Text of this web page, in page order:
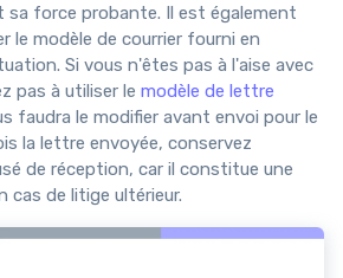
sa force probante. Il est également
le modèle de courrier fourni en
Si vous n'êtes pas à l'aise avec
pas à utiliser le modèle de lettre
faudra le modifier avant envoi pour le
la lettre envoyée, conservez
de réception, car il constitue une
cas de litige ultérieur.